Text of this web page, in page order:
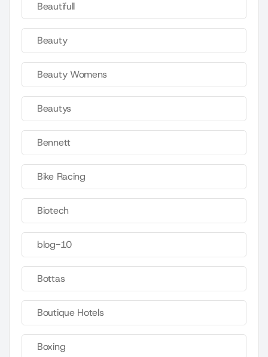
Beautifull
Beauty
Beauty Womens
Beautys
Bennett
Bike Racing
Biotech
blog-10
Bottas
Boutique Hotels
Boxing